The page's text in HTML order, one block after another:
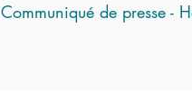
Communiqué de presse -